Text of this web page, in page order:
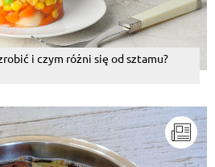
i czym różni się od sztamu?